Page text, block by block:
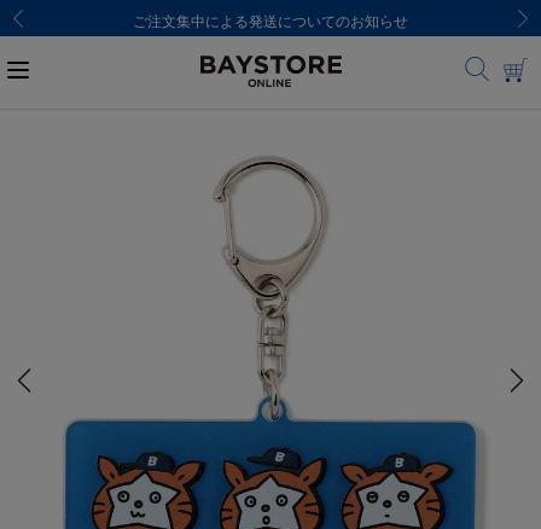
ご注文集中による発送についてのお知らせ